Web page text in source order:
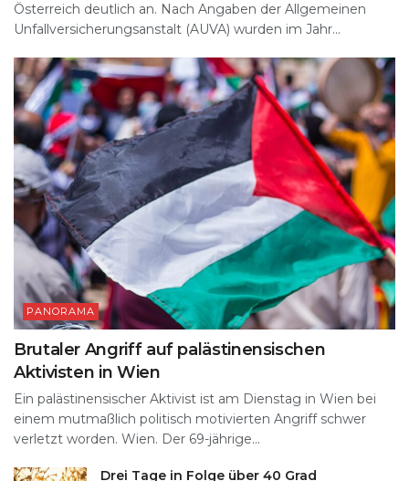
Österreich deutlich an. Nach Angaben der Allgemeinen
Unfallversicherungsanstalt (AUVA) wurden im Jahr...
PANORAMA
Brutaler Angriff auf palästinensischen
Aktivisten in Wien
Ein palästinensischer Aktivist ist am Dienstag in Wien bei
einem mutmaßlich politisch motivierten Angriff schwer
verletzt worden. Wien. Der 69-jährige...
Drei Tage in Folge über 40 Grad